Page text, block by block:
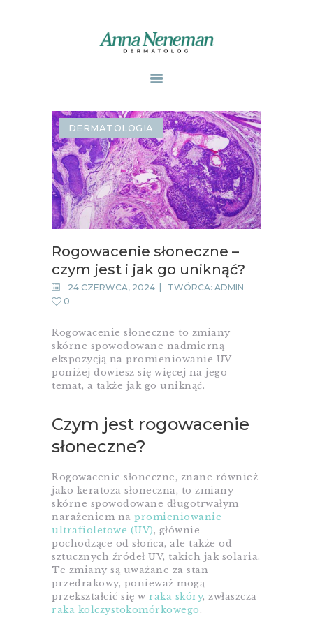
PUBLIKACJE
ZABIEGI
O MNIE
GABINETY
WPISY
KONTAKT
DERMATOLOGIA
Rogowacenie słoneczne –
czym jest i jak go uniknąć?
24 CZERWCA, 2024 TWÓRCA: ADMIN
0
Rogowacenie słoneczne to zmiany
skórne spowodowane nadmierną
ekspozycją na promieniowanie UV –
poniżej dowiesz się więcej na jego
temat, a także jak go uniknąć.
Czym jest rogowacenie
słoneczne?
Rogowacenie słoneczne, znane również
jako keratoza słoneczna, to zmiany
skórne spowodowane długotrwałym
narażeniem na promieniowanie
ultrafioletowe (UV), głównie
pochodzące od słońca, ale także od
sztucznych źródeł UV, takich jak solaria.
Te zmiany są uważane za stan
przedrakowy, ponieważ mogą
przekształcić się w raka skóry, zwłaszcza
raka kolczystokomórkowego.